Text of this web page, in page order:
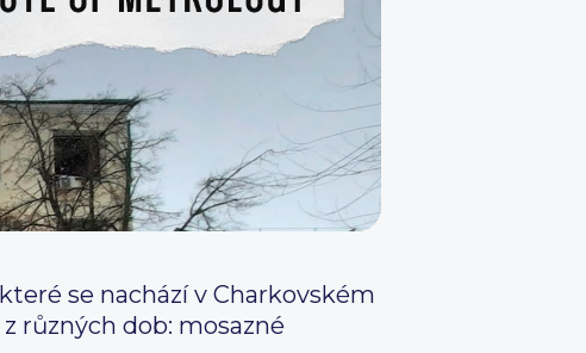
se nachází v Charkovském
různých dob: mosazné